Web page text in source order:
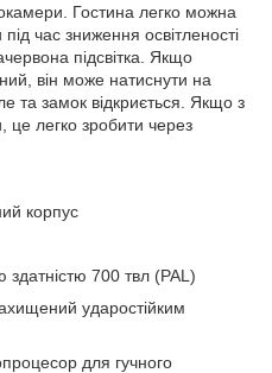
Гостина легко можна
під час зниження освітленості
підсвітка. Якщо
він може натиснути на
та замок відкриється. Якщо з
це легко зробити через
корпус
здатністю 700 твл (PAL)
ударостійким
для гучного